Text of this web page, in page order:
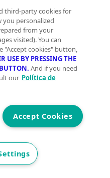
Inmobiliarias
Quienes
Financiación
third-party cookies for
you personalized
from your
visited). You can
"Accept cookies" button,
USE BY PRESSING THE
And if you need
our Política de
Accept Cookies